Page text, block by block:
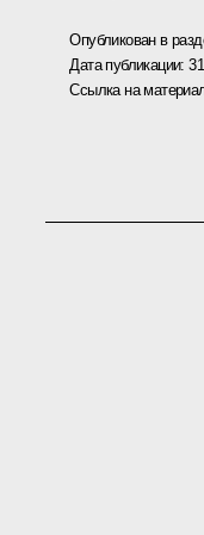
Опубликован в
Дата публикации:
Ссылка на